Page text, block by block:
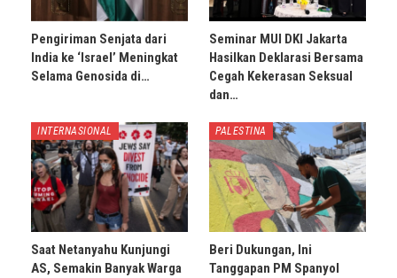
Pengiriman Senjata dari
India ke ‘Israel’ Meningkat
Selama Genosida di…
Seminar MUI DKI Jakarta
Hasilkan Deklarasi Bersama
Cegah Kekerasan Seksual
dan…
INTERNASIONAL
Saat Netanyahu Kunjungi
AS, Semakin Banyak Warga
PALESTINA
Beri Dukungan, Ini
Tanggapan PM Spanyol